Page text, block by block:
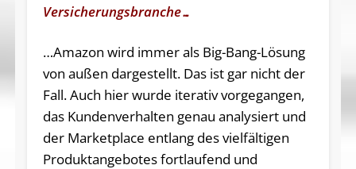
Versicherungsbranche…
…Amazon wird immer als Big-Bang-Lösung
von außen dargestellt. Das ist gar nicht der
Fall. Auch hier wurde iterativ vorgegangen,
das Kundenverhalten genau analysiert und
der Marketplace entlang des vielfältigen
Produktangebotes fortlaufend und